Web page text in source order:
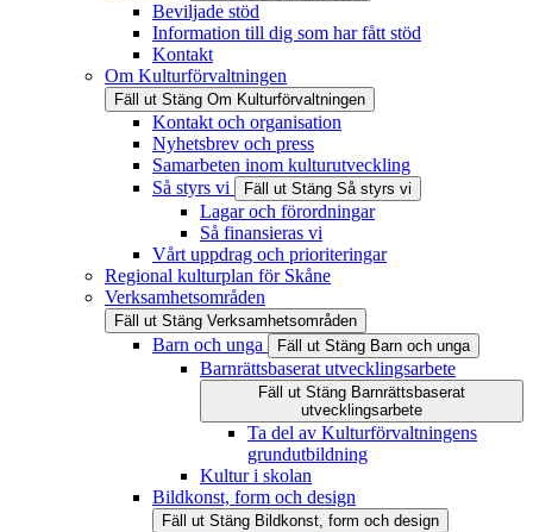
Beviljade stöd
Information till dig som har fått stöd
Kontakt
Om Kulturförvaltningen
Fäll ut Stäng Om Kulturförvaltningen
Kontakt och organisation
Nyhetsbrev och press
Samarbeten inom kulturutveckling
Så styrs vi
Fäll ut Stäng Så styrs vi
Lagar och förordningar
Så finansieras vi
Vårt uppdrag och prioriteringar
Regional kulturplan för Skåne
Verksamhetsområden
Fäll ut Stäng Verksamhetsområden
Barn och unga Fäll ut Stäng Barn och unga
Barnrättsbaserat utvecklingsarbete
Fäll ut Stäng Barnrättsbaserat
utvecklingsarbete
Ta del av Kulturförvaltningens
grundutbildning
Kultur i skolan
Bildkonst, form och design
Fäll ut Stäng Bildkonst, form och design